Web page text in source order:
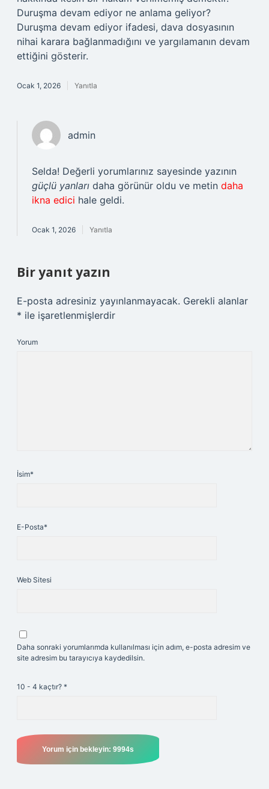
Duruşma devam ediyor ne anlama geliyor?
Duruşma devam ediyor ifadesi, dava dosyasının
nihai karara bağlanmadığını ve yargılamanın devam
ettiğini gösterir.
Ocak 1, 2026 Yanıtla
admin
Selda! Değerli yorumlarınız sayesinde yazının
güçlü yanları daha görünür oldu ve metin daha
ikna edici hale geldi.
Ocak 1, 2026 Yanıtla
Bir yanıt yazın
E-posta adresiniz yayınlanmayacak. Gerekli alanlar
* ile işaretlenmişlerdir
Yorum
İsim*
E-Posta*
Web Sitesi
Daha sonraki yorumlarımda kullanılması için adım, e-posta adresim ve
site adresim bu tarayıcıya kaydedilsin.
10 - 4 kaçtır? *